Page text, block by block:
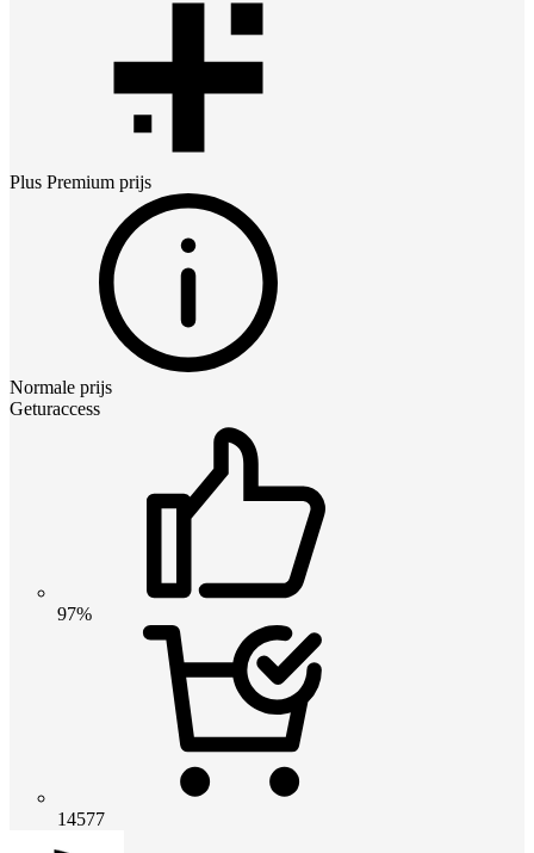
Plus Premium prijs
Normale prijs
Geturaccess
97%
14577